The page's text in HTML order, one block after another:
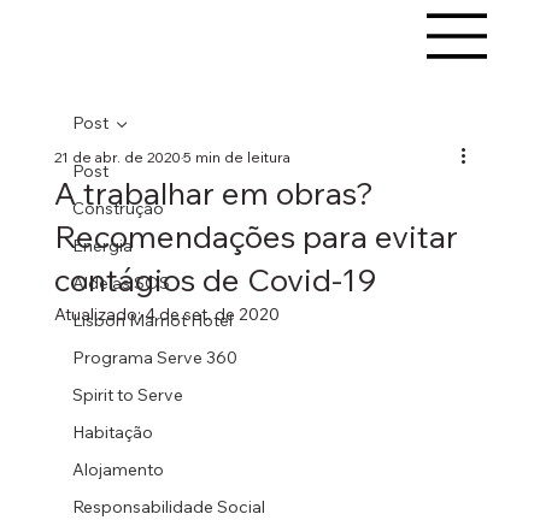
Post
Construção
Energia
Aldeias SOS
Lisbon Marriot Hotel
Programa Serve 360
Spirit to Serve
Habitação
Alojamento
Responsabilidade Social
Post
A trabalhar em obras?
Recomendações para evitar
contágios de Covid-19
21 de abr. de 20205 min de leitura
Atualizado:4 de set. de 2020